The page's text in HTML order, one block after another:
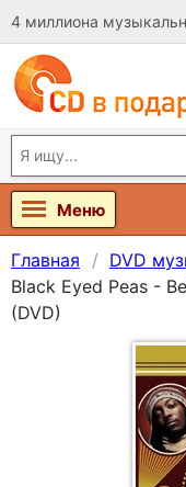
4 миллиона
Меню
Главная DVD
Black Eyed Peas -
(DVD)